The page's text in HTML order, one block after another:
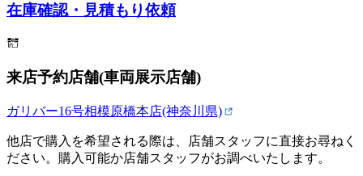
在庫確認・見積もり依頼
来店予約店舗(車両展示店舗)
ガリバー16号相模原橋本店(神奈川県)
他店で購入を希望される際は、店舗スタッフに直接お尋ねく
ださい。購入可能か店舗スタッフがお調べいたします。